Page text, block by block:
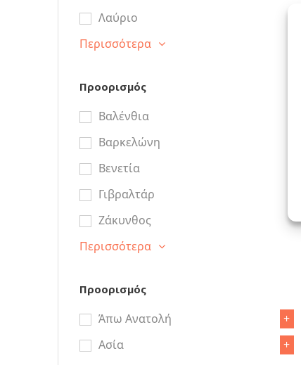
Λαύριο
Περισσότερα
Προορισμός
Βαλένθια
Βαρκελώνη
Βενετία
Γιβραλτάρ
Ζάκυνθος
Περισσότερα
Προορισμός
Άπω Ανατολή
+
Ασία
+